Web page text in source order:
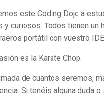
este Coding Dojo a
y curiosos. Todos tienen un
portátil con vuestro
es la Karate Chop.
de cuantos seremos,
Si tenéis alguna duda